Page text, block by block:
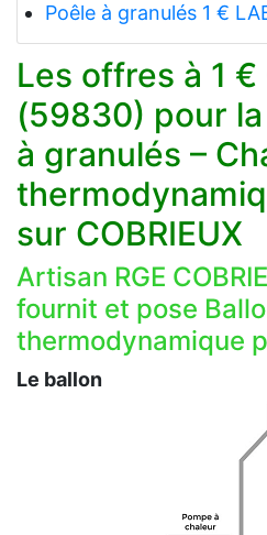
Poêle à granulés 1 €
Les offres à 1 €
(59830) pour
à granulés –
sur COBRIEUX
Artisan RGE
fournit et pose
thermodynamique
Le ballon